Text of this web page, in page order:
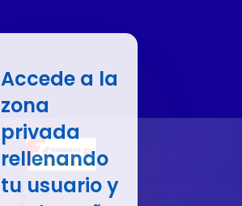
Accede a la
zona
privada
rellenando
tu usuario y